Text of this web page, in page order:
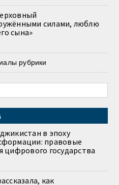
силами, люблю
сына»
рубрики
в эпоху
правовые
цифрового государства
как